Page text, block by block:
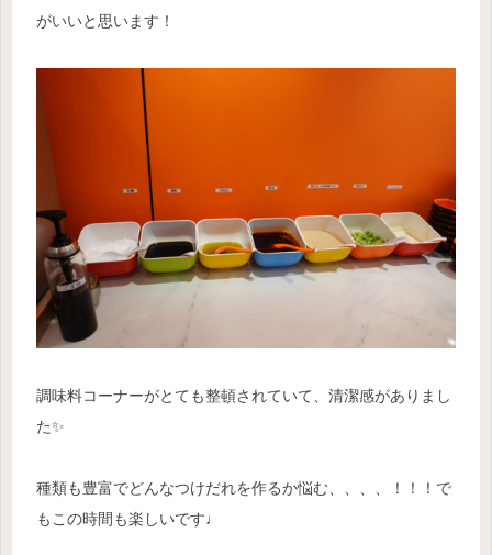
がいいと思います！
調味料コーナーがとても整頓されていて、清潔感がありまし
た✨
種類も豊富でどんなつけだれを作るか悩む、、、、！！！で
もこの時間も楽しいです♩